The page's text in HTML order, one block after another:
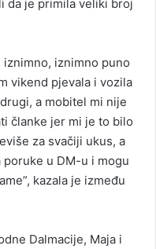
da je primila veliki broj
iznimno, iznimno puno
vikend pjevala i vozila
a mobitel mi nije
članke jer mi je to bilo
za svačiji ukus, a
poruke u DM-u i mogu
kazala je između
Dalmacije, Maja i